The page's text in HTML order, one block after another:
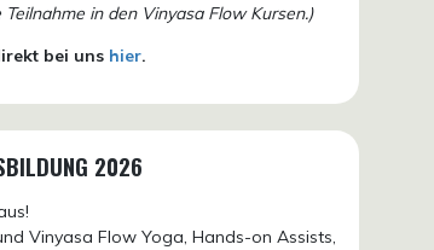
Teilnahme in den Vinyasa Flow Kursen.)
bei uns hier.
2026
Vinyasa Flow Yoga, Hands-on Assists,